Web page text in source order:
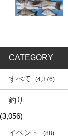
CATEGORY
すべて (4,376)
釣り
(3,056)
イベント
(88)